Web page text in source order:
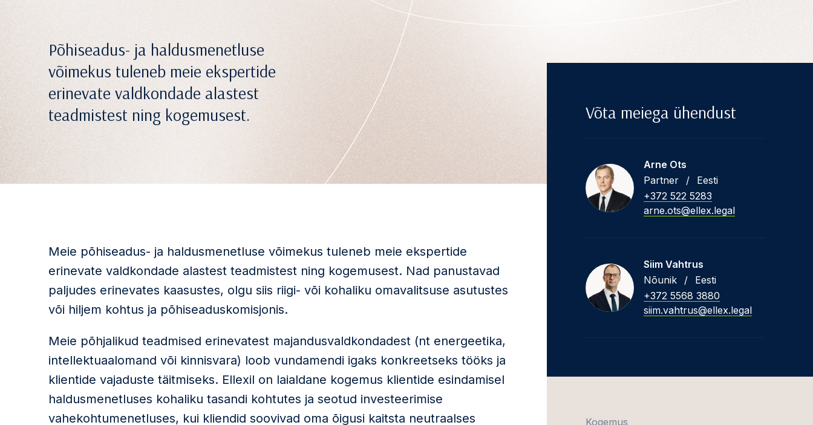
Põhiseadus- ja haldusmenetluse
võimekus tuleneb meie ekspertide
erinevate valdkondade alastest
teadmistest ning kogemusest.
Meie põhiseadus- ja haldusmenetluse võimekus tuleneb meie ekspertide
erinevate valdkondade alastest teadmistest ning kogemusest. Nad panustavad
paljudes erinevates kaasustes, olgu siis riigi- või kohaliku omavalitsuse asutustes
või hiljem kohtus ja põhiseaduskomisjonis.
Meie põhjalikud teadmised erinevatest majandusvaldkondadest (nt energeetika,
intellektuaalomand või kinnisvara) loob vundamendi igaks konkreetseks tööks ja
klientide vajaduste täitmiseks. Ellexil on laialdane kogemus klientide esindamisel
haldusmenetluses kohaliku tasandi kohtutes ja seotud investeerimise
vahekohtumenetluses, kui kliendid soovivad oma õigusi kaitsta neutraalses
Võta meiega ühendust
Arne Ots
Partner
/
Eesti
+372 522 5283
arne.ots@ellex.legal
Siim Vahtrus
Nõunik
/
Eesti
+372 5568 3880
siim.vahtrus@ellex.legal
Kogemus